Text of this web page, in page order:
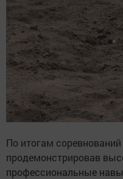
По итогам
продемонстрировав
профессиональные